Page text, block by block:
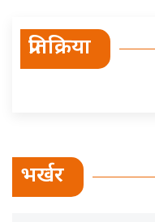
प्रतिक्रिया
भर्खर